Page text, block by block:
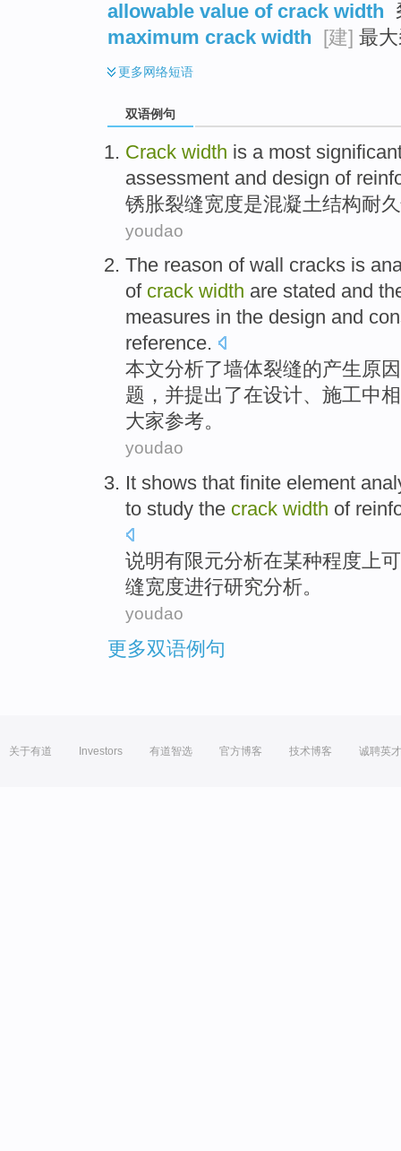
allowable value of crack width
maximum crack width [建] 最
更多网络短语
双语例句
Crack width is a most
assessment and design of
锈胀裂缝宽度是混凝土结构耐
youdao
The reason of wall cracks is
of crack width are stated and
measures in the design and
reference.
本文分析了墙体裂缝的产生原因
题 ， 并提出 了在设计、 施工中
大家参考。
youdao
It shows that finite element
to study the crack width of
说明有限元分析在某种程度上
缝宽度进行研究分析。
youdao
更多双语例句
关于有道 Investors 有道智选 官方博客 技术博客 诚聘英才